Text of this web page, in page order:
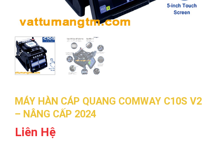
MÁY HÀN CÁP QUANG COMWAY C10S V2
– NÂNG CẤP 2024
Liên Hệ